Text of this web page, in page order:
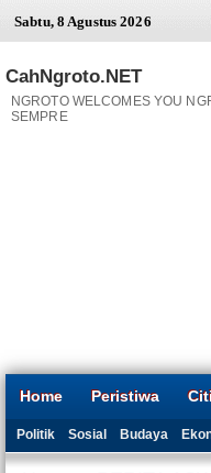
Sabtu, 8 Agustus 2026
CahNgroto.NET
NGROTO WELCOMES YOU
SEMPRE
Home Peristiwa
Politik Sosial Budaya